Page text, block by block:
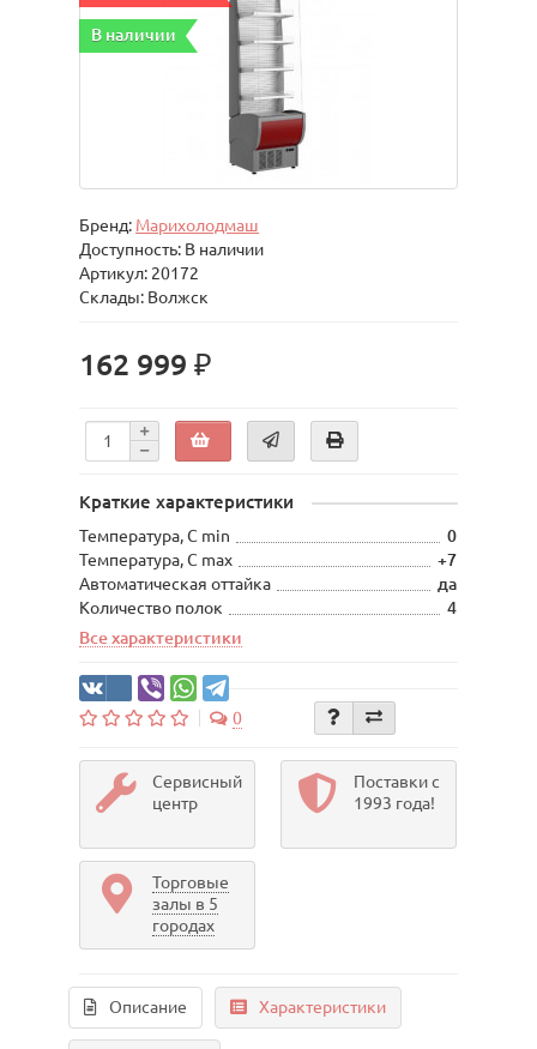
В наличии
Бренд: Марихолодмаш
Доступность: В наличии
Артикул: 20172
Склады: Волжск
162 999 ₽
Краткие характеристики
Температура, С min
0
Температура, С max
+7
Автоматическая оттайка
да
Количество полок
4
Все характеристики
0
Сервисный
центр
Поставки с
1993 года!
Торговые
залы в 5
городах
Описание Характеристики